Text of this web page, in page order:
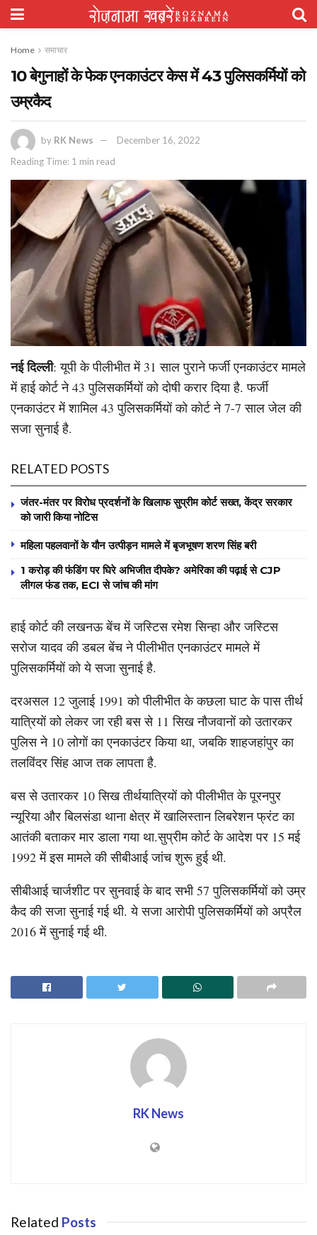
Home समाचार
10 बेगुनाहों के फेक एनकाउंटर केस में 43 पुलिसकर्मियों को
उम्रकैद
by RK News
December 16, 2022
Reading Time: 1 min read
नई दिल्ली: यूपी के पीलीभीत में 31 साल पुराने फर्जी एनकाउंटर मामले
में हाई कोर्ट ने 43 पुलिसकर्मियों को दोषी करार दिया है. फर्जी
एनकाउंटर में शामिल 43 पुलिसकर्मियों को कोर्ट ने 7-7 साल जेल की
सजा सुनाई है.
RELATED POSTS
जंतर-मंतर पर विरोध प्रदर्शनों के खिलाफ सुप्रीम कोर्ट सख्त, केंद्र सरकार
को जारी किया नोटिस
महिला पहलवानों के यौन उत्पीड़न मामले में बृजभूषण शरण सिंह बरी
1 करोड़ की फंडिंग पर घिरे अभिजीत दीपके? अमेरिका की पढ़ाई से CJP
लीगल फंड तक, ECI से जांच की मांग
हाई कोर्ट की लखनऊ बेंच में जस्टिस रमेश सिन्हा और जस्टिस
सरोज यादव की डबल बेंच ने पीलीभीत एनकाउंटर मामले में
पुलिसकर्मियों को ये सजा सुनाई है.
दरअसल 12 जुलाई 1991 को पीलीभीत के कछला घाट के पास तीर्थ
यात्रियों को लेकर जा रही बस से 11 सिख नौजवानों को उतारकर
पुलिस ने 10 लोगों का एनकाउंटर किया था, जबकि शाहजहांपुर का
तलविंदर सिंह आज तक लापता है.
बस से उतारकर 10 सिख तीर्थयात्रियों को पीलीभीत के पूरनपुर
न्यूरिया और बिलसंडा थाना क्षेत्र में खालिस्तान लिबरेशन फ्रंट का
आतंकी बताकर मार डाला गया था.सुप्रीम कोर्ट के आदेश पर 15 मई
1992 में इस मामले की सीबीआई जांच शुरू हुई थी.
सीबीआई चार्जशीट पर सुनवाई के बाद सभी 57 पुलिसकर्मियों को उम्र
कैद की सजा सुनाई गई थी. ये सजा आरोपी पुलिसकर्मियों को अप्रैल
2016 में सुनाई गई थी.
RK News
Related Posts